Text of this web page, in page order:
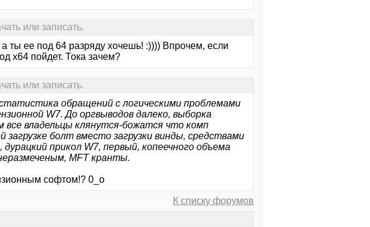
или записать.
ты ее под 64 разряду хочешь! :)))) Впрочем, если
х64 пойдет. Тока зачем?
или записать.
обращений с логическими проблемами
W7. До оргвыводов далеко, выборка
владельцы клянутся-божатся что комп
болт вместо загрузки винды, средствами
прикол W7, первый, копеечного объема
MFT кранты.
софтом!? 0_о
К списку форумов